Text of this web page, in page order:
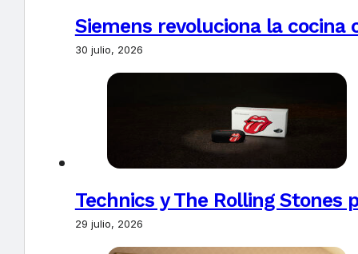
Siemens revoluciona la
30 julio, 2026
Technics y The Rolling Stones
29 julio, 2026